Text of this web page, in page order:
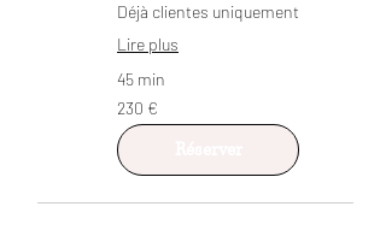
Déjà clientes uniquement
Lire plus
45 min
230
euros
230 €